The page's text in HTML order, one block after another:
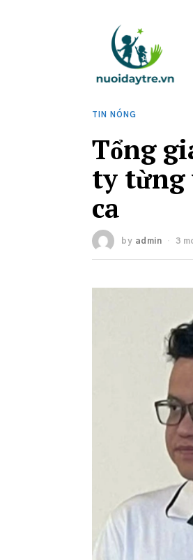
TIN NÓNG
Tổng
ty từng
ca
by admin 3